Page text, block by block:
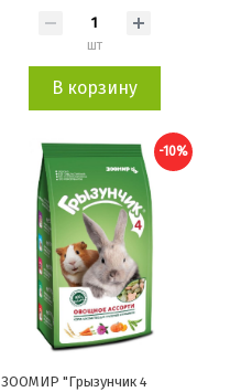
шт
В корзину
-10%
ЗООМИР "Грызунчик 4